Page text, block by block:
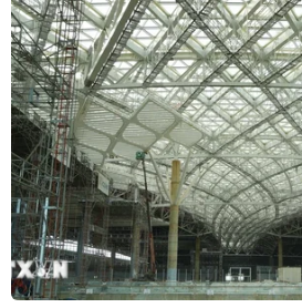
Ca sỹ Đào Tố Loan. (Ảnh: